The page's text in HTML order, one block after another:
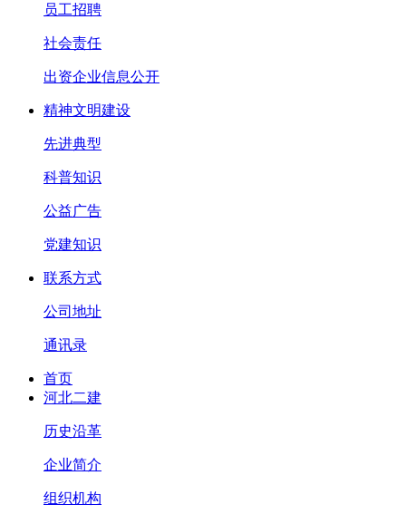
员工招聘
社会责任
出资企业信息公开
精神文明建设
先进典型
科普知识
公益广告
党建知识
联系方式
公司地址
通讯录
首页
河北二建
历史沿革
企业简介
组织机构